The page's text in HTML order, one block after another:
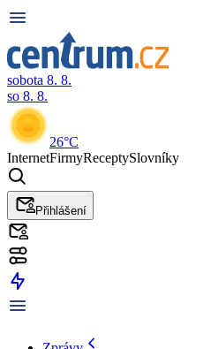
sobota 8. 8.
so 8. 8.
26°C
InternetFirmyReceptySlovníky
Přihlášení